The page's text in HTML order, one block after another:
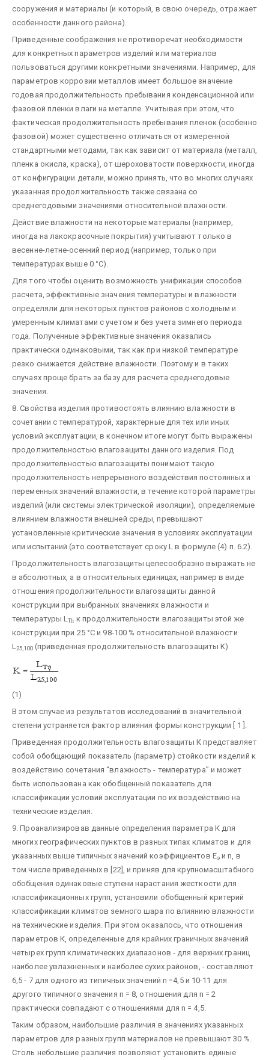
сооружения и материалы (и который, в свою очередь, отражает
особенности данного района).
Приведенные соображения не противоречат необходимости
для конкретных параметров изделий или материалов
пользоваться другими конкретными значениями. Например, для
параметров коррозии металлов имеет большое значение
годовая продолжительность пребывания конденсационной или
фазовой пленки влаги на металле. Учитывая при этом, что
фактическая продолжительность пребывания пленок (особенно
фазовой) может существенно отличаться от измеренной
стандартными методами, так как зависит от материала (металл,
пленка окисла, краска), от шероховатости поверхности, иногда
от конфигурации детали, можно принять, что во многих случаях
указанная продолжительность также связана со
среднегодовыми значениями относительной влажности.
Действие влажности на некоторые материалы (например,
иногда на лакокрасочные покрытия) учитывают только в
весенне-летне-осенний период (например, только при
температурах выше 0 °С).
Для того чтобы оценить возможность унификации способов
расчета, эффективные значения температуры и влажности
определяли для некоторых пунктов районов с холодным и
умеренным климатами с учетом и без учета зимнего периода
года. Полученные эффективные значения оказались
практически одинаковыми, так как при низкой температуре
резко снижается действие влажности. Поэтому и в таких
случаях проще брать за базу для расчета среднегодовые
значения.
8. Свойства изделия противостоять влиянию влажности в
сочетании с температурой, характерные для тех или иных
условий эксплуатации, в конечном итоге могут быть выражены
продолжительностью влагозащиты данного изделия. Под
продолжительностью влагозащиты понимают такую
продолжительность непрерывного воздействия постоянных и
переменных значений влажности, в течение которой параметры
изделий (или системы электрической изоляции), определяемые
влиянием влажности внешней среды, превышают
установленные критические значения в условиях эксплуатации
или испытаний (это соответствует сроку L в формуле (4) п. 6.2).
Продолжительность влагозащиты целесообразно выражать не
в абсолютных, а в относительных единицах, например в виде
отношения продолжительности влагозащиты данной
конструкции при выбранных значениях влажности и
температуры LTh к продолжительности влагозащиты этой же
конструкции при 25 °С и 98-100 % относительной влажности
L25,100(приведенная продолжительность влагозащиты K)
(1)
В этом случае из результатов исследований в значительной
степени устраняется фактор влияния формы конструкции [ 1 ].
Приведенная продолжительность влагозащиты К представляет
собой обобщающий показатель (параметр) стойкости изделий к
воздействию сочетания “влажность - температура” и может
быть использована как обобщенный показатель для
классификации условий эксплуатации по их воздействию на
технические изделия.
9. Проанализировав данные определения параметра К для
многих географических пунктов в разных типах климатов и для
указанных выше типичных значений коэффициентов Еэи n, в
том числе приведенных в [22], и приняв для крупномасштабного
обобщения одинаковые ступени нарастания жесткости для
классификационных групп, установили обобщенный критерий
классификации климатов земного шара по влиянию влажности
на технические изделия. При этом оказалось, что отношения
параметров К, определенные для крайних граничных значений
четырех групп климатических диапазонов - для верхних границ
наиболее увлажненных и наиболее сухих районов, - составляют
6,5 - 7 для одного из типичных значений n =4,5 и 10-11 для
другого типичного значения n = 8, отношения для n = 2
практически совпадают с отношениями для n = 4,5.
Таким образом, наибольшие различия в значениях указанных
параметров для разных групп материалов не превышают 30 %.
Столь небольшие различия позволяют установить единые